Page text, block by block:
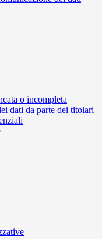
o incompleta
dati da parte dei titolari